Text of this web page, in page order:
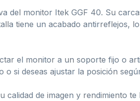
del monitor Itek GGF 40. Su
tiene un acabado antirreflejos,
el monitor a un soporte fijo o
si deseas ajustar la posición
de imagen y rendimiento